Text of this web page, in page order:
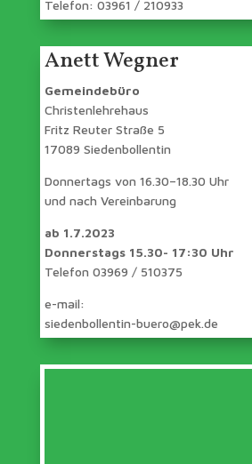
Telefon: 03961 / 210933
Anett Wegner
Gemeindebüro
Christenlehrehaus
Fritz Reuter Straße 5
17089 Siedenbollentin
Donnertags von 16.30–18.30 Uhr
und nach Vereinbarung
ab 1.7.2023
Donnerstags 15.30- 17:30 Uhr
Telefon 03969 / 510375
e-mail:
siedenbollentin-buero@pek.de